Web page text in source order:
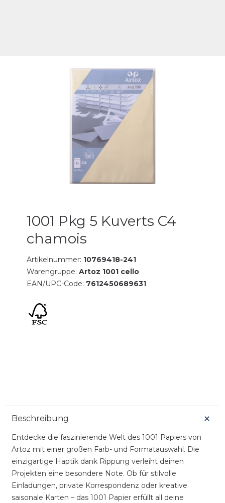
1001 Pkg 5 Kuverts C4
chamois
Artikelnummer: 10769418-241
Warengruppe:Artoz 1001 cello
EAN/UPC-Code: 7612450689631
Beschreibung
Entdecke die faszinierende Welt des 1001 Papiers von
Artoz mit einer großen Farb- und Formatauswahl. Die
einzigartige Haptik dank Rippung verleiht deinen
Projekten eine besondere Note. Ob für stilvolle
Einladungen, private Korrespondenz oder kreative
saisonale Karten – das 1001 Papier erfüllt all deine